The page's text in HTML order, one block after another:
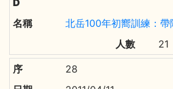
北岳100年初嚮訓練：帶
21
28